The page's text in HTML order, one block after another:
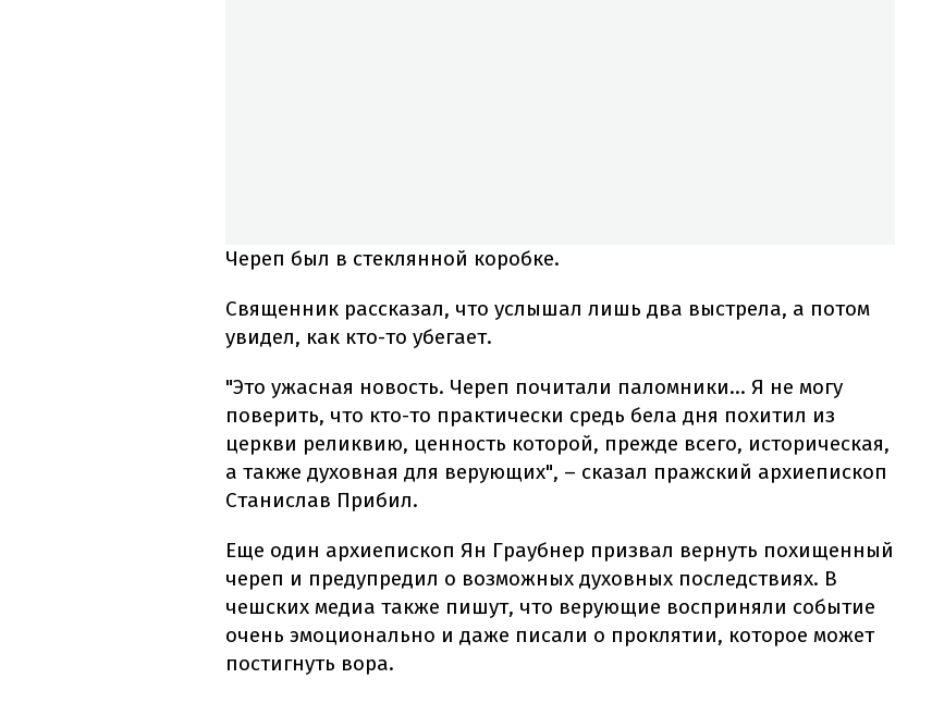
Череп был в стеклянной коробке.
Священник рассказал, что услышал лишь два выстрела, а потом
увидел, как кто-то убегает.
"Это ужасная новость. Череп почитали паломники... Я не могу
поверить, что кто-то практически средь бела дня похитил из
церкви реликвию, ценность которой, прежде всего, историческая,
а также духовная для верующих", – сказал пражский архиепископ
Станислав Прибил.
Еще один архиепископ Ян Граубнер призвал вернуть похищенный
череп и предупредил о возможных духовных последствиях. В
чешских медиа также пишут, что верующие восприняли событие
очень эмоционально и даже писали о проклятии, которое может
постигнуть вора.